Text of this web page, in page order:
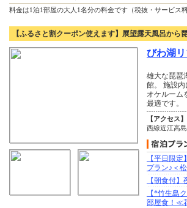
料金は1泊1部屋の大人1名分の料金です（税抜・サービス
【ふるさと割クーポン使えます】展望露天風呂から
びわ湖
雄大な琵琶
館。 施設
オケルーム
最適です。
【アクセス】
西線近江高
【平日限
プラン♪＜
【朝食付
【*竹生島
部屋食！≪